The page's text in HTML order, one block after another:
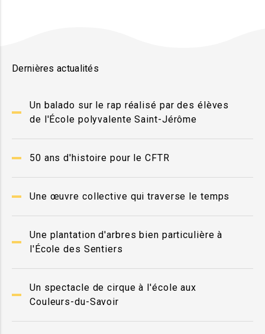
Dernières actualités
Un balado sur le rap réalisé par des élèves
de l'École polyvalente Saint-Jérôme
50 ans d'histoire pour le CFTR
Une œuvre collective qui traverse le temps
Une plantation d'arbres bien particulière à
l'École des Sentiers
Un spectacle de cirque à l'école aux
Couleurs-du-Savoir